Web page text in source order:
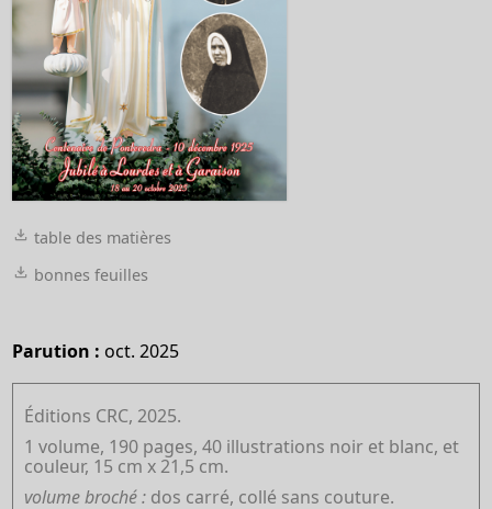
table des matières
bonnes feuilles
Parution : oct. 2025
Éditions CRC, 2025.
1 volume, 190 pages, 40 illustrations noir et blanc, et
couleur, 15 cm x 21,5 cm.
volume broché : dos carré, collé sans couture.